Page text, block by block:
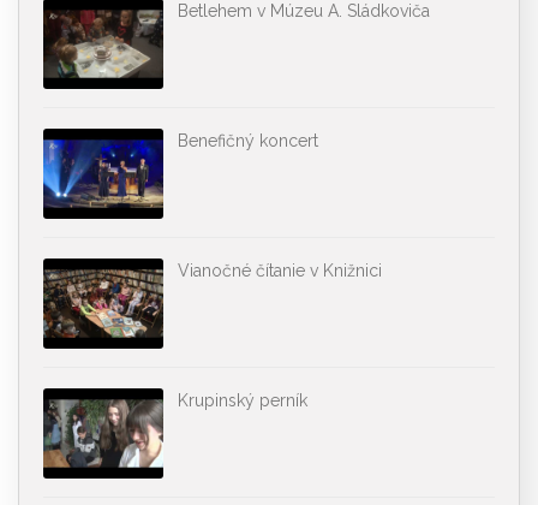
Betlehem v Múzeu A. Sládkoviča
Benefičný koncert
Vianočné čítanie v Knižnici
Krupinský perník